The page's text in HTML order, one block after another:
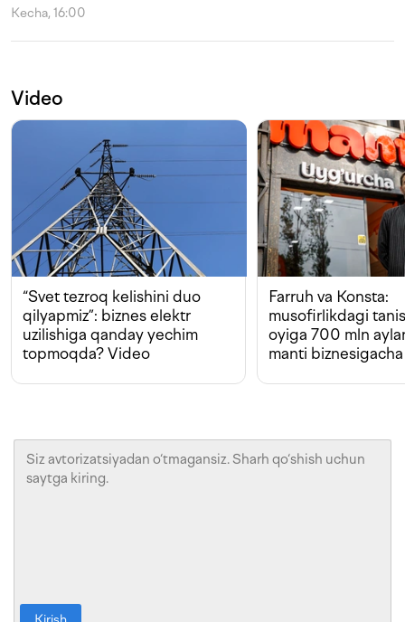
Kecha, 16:00
Video
“Svet tezroq kelishini duo
qilyapmiz”: biznes elektr
uzilishiga qanday yechim
topmoqda? Video
Farruh va Konsta:
musofirlikdagi
oyiga 700 mln
manti biznesigacha